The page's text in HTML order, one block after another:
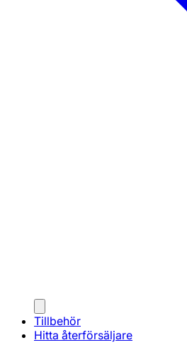
Tillbehör
Hitta återförsäljare